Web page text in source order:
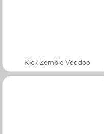
Kick Zombie Voodoo